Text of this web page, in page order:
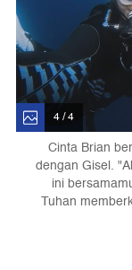
4 / 4
Cinta Brian
dengan Gisel.
ini
Tuhan